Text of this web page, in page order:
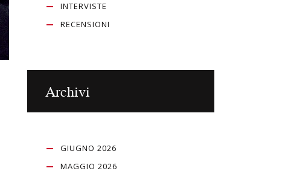
INTERVISTE
RECENSIONI
Archivi
GIUGNO 2026
MAGGIO 2026